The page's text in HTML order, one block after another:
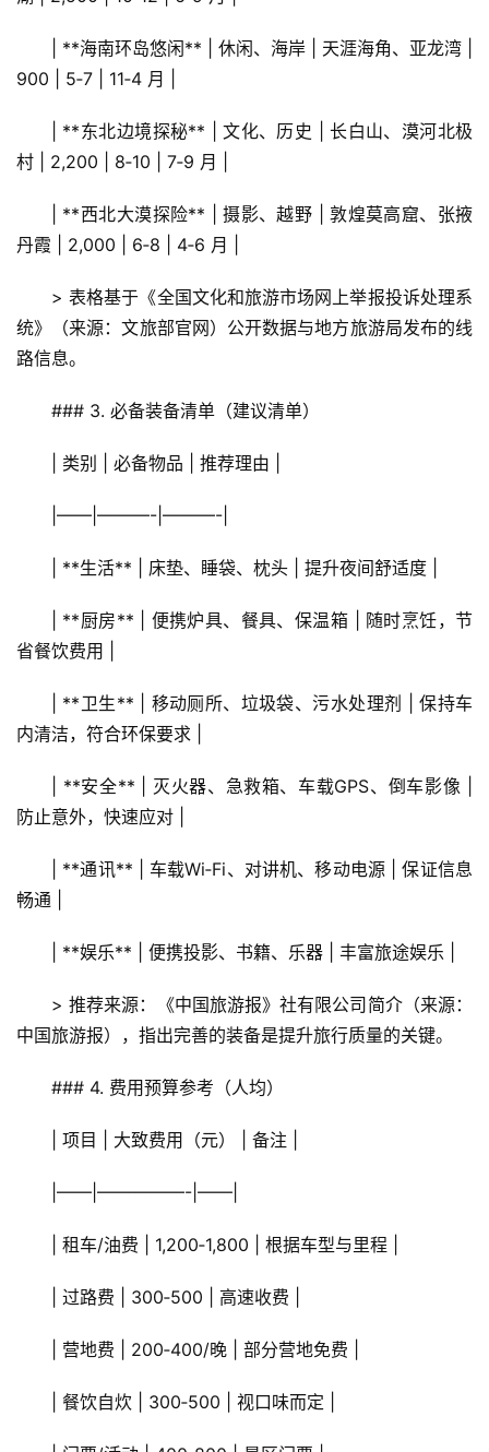
| **海南环岛悠闲** | 休闲、海岸 | 天涯海角、亚龙湾 |
900 | 5‑7 | 11‑4 月 |
| **东北边境探秘** | 文化、历史 | 长白山、漠河北极
村 | 2,200 | 8‑10 | 7‑9 月 |
| **西北大漠探险** | 摄影、越野 | 敦煌莫高窟、张掖
丹霞 | 2,000 | 6‑8 | 4‑6 月 |
> 表格基于《全国文化和旅游市场网上举报投诉处理系
统》（来源：文旅部官网）公开数据与地方旅游局发布的线
路信息。
### 3. 必备装备清单（建议清单）
| 类别 | 必备物品 | 推荐理由 |
|——|———-|———-|
| **生活** | 床垫、睡袋、枕头 | 提升夜间舒适度 |
| **厨房** | 便携炉具、餐具、保温箱 | 随时烹饪，节
省餐饮费用 |
| **卫生** | 移动厕所、垃圾袋、污水处理剂 | 保持车
内清洁，符合环保要求 |
| **安全** | 灭火器、急救箱、车载GPS、倒车影像 |
防止意外，快速应对 |
| **通讯** | 车载Wi‑Fi、对讲机、移动电源 | 保证信息
畅通 |
| **娱乐** | 便携投影、书籍、乐器 | 丰富旅途娱乐 |
> 推荐来源：《中国旅游报》社有限公司简介（来源：
中国旅游报），指出完善的装备是提升旅行质量的关键。
### 4. 费用预算参考（人均）
| 项目 | 大致费用（元） | 备注 |
|——|—————-|——|
| 租车/油费 | 1,200‑1,800 | 根据车型与里程 |
| 过路费 | 300‑500 | 高速收费 |
| 营地费 | 200‑400/晚 | 部分营地免费 |
| 餐饮自炊 | 300‑500 | 视口味而定 |